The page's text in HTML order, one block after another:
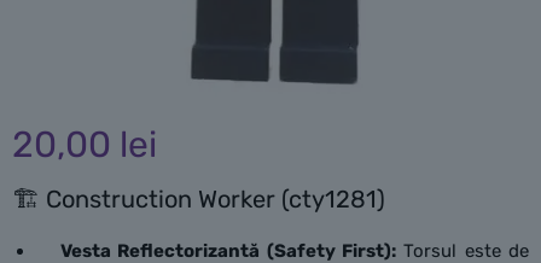
20,00 lei
🏗️ Construction Worker (cty1281)
Vesta Reflectorizantă (Safety First): Torsul este de